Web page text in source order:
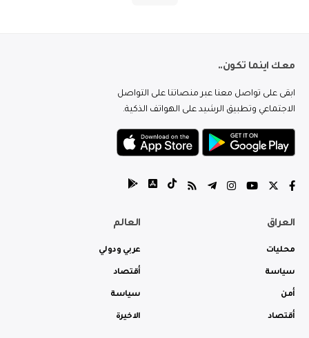
معك اينما تكون..
ابقى على تواصل معنا عبر منصاتنا على التواصل
الاجتماعي وتطبيق الرشيد على الهواتف الذكية.
العراق
محليات
سياسة
أمن
أقتصاد
العالم
عربي ودولي
أقتصاد
سياسة
الاخيرة